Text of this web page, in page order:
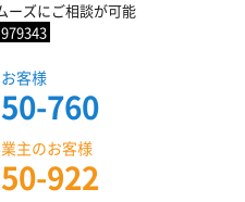
ーズにご相談が可能
979343
客様
760
主のお客様
922